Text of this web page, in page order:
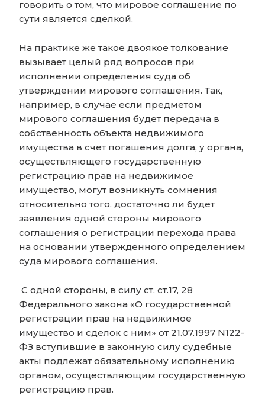
говорить о том, что мировое соглашение по
сути является сделкой.
На практике же такое двоякое толкование
вызывает целый ряд вопросов при
исполнении определения суда об
утверждении мирового соглашения. Так,
например, в случае если предметом
мирового соглашения будет передача в
собственность объекта недвижимого
имущества в счет погашения долга, у органа,
осуществляющего государственную
регистрацию прав на недвижимое
имущество, могут возникнуть сомнения
относительно того, достаточно ли будет
заявления одной стороны мирового
соглашения о регистрации перехода права
на основании утвержденного определением
суда мирового соглашения.
С одной стороны, в силу ст. ст.17, 28
Федерального закона «О государственной
регистрации прав на недвижимое
имущество и сделок с ним» от 21.07.1997 N122-
ФЗ вступившие в законную силу судебные
акты подлежат обязательному исполнению
органом, осуществляющим государственную
регистрацию прав.